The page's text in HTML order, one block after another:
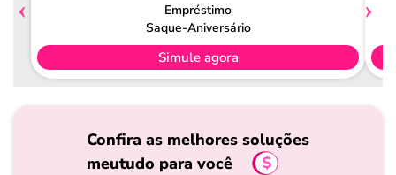
Empréstimo
Saque-Aniversário
Simule agora
Confira as melhores soluções
meutudo para você